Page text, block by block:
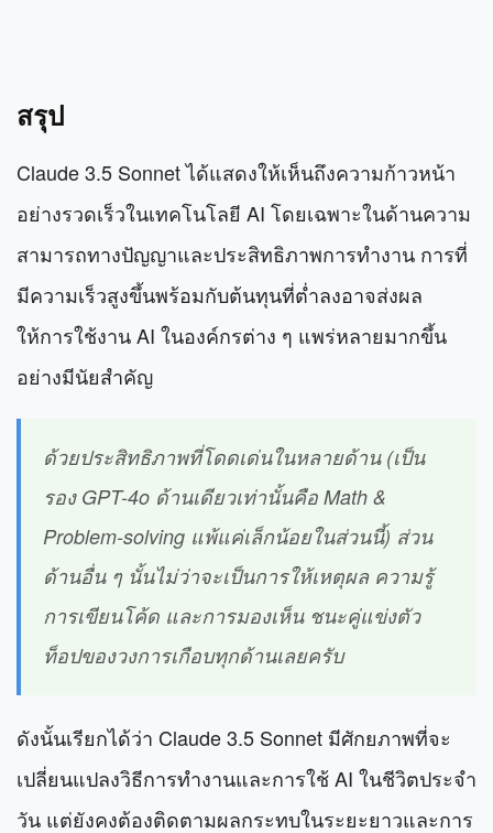
สรุป
Claude 3.5 Sonnet ได้แสดงให้เห็นถึงความก้าวหน้า
อย่างรวดเร็วในเทคโนโลยี AI โดยเฉพาะในด้านความ
สามารถทางปัญญาและประสิทธิภาพการทำงาน การที่
มีความเร็วสูงขึ้นพร้อมกับต้นทุนที่ต่ำลงอาจส่งผล
ให้การใช้งาน AI ในองค์กรต่าง ๆ แพร่หลายมากขึ้น
อย่างมีนัยสำคัญ
ด้วยประสิทธิภาพที่โดดเด่นในหลายด้าน (เป็น
รอง GPT-4o ด้านเดียวเท่านั้นคือ Math &
Problem-solving แพ้แค่เล็กน้อยในส่วนนี้) ส่วน
ด้านอื่น ๆ นั้นไม่ว่าจะเป็นการให้เหตุผล ความรู้
การเขียนโค้ด และการมองเห็น ชนะคู่แข่งตัว
ท็อปของวงการเกือบทุกด้านเลยครับ
ดังนั้นเรียกได้ว่า Claude 3.5 Sonnet มีศักยภาพที่จะ
เปลี่ยนแปลงวิธีการทำงานและการใช้ AI ในชีวิตประจำ
วัน แต่ยังคงต้องติดตามผลกระทบในระยะยาวและการ